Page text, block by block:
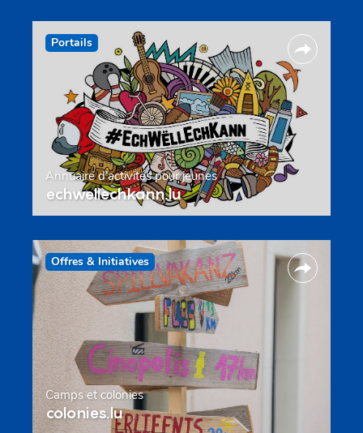
Portails
Annuaire d’activités pour jeunes
echwellechkann.lu
Offres & Initiatives
Camps et colonies
colonies.lu